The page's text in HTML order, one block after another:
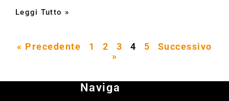
Leggi Tutto »
« Precedente 1 2 3 4 5
Successivo
»
Naviga